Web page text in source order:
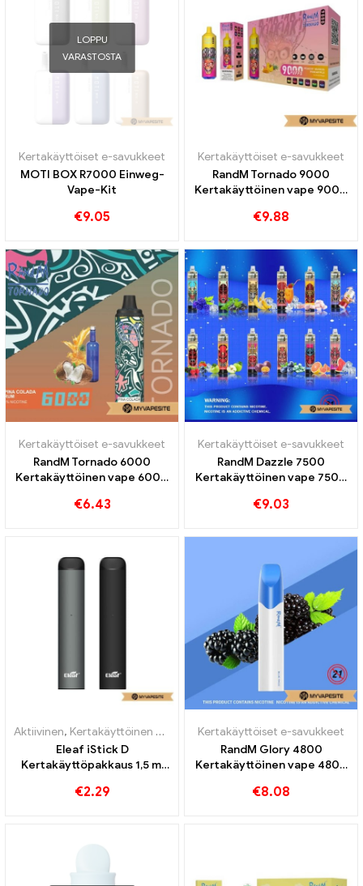
LOPPU
VARASTOSTA
Kertakäyttöiset e-savukkeet
MOTI BOX R7000 Einweg-
Vape-Kit
€9.05
Kertakäyttöiset e-savukkeet
RandM Tornado 9000
Kertakäyttöinen vape 9000
€9.88
Kertakäyttöiset e-savukkeet
RandM Tornado 6000
Kertakäyttöinen vape 6000
€6.43
Kertakäyttöiset e-savukkeet
RandM Dazzle 7500
Kertakäyttöinen vape 7500
€9.03
Aktiivinen, Kertakäyttöinen nikotiinia sisältävä sähkötupakka ,
Eleaf iStick D
Kertakäyttöpakkaus 1,5 ml
savukkeet Tukkumyynti丨
€2.29
Kertakäyttöiset e-savukkeet
RandM Glory 4800
Kertakäyttöinen vape 4800
€8.08